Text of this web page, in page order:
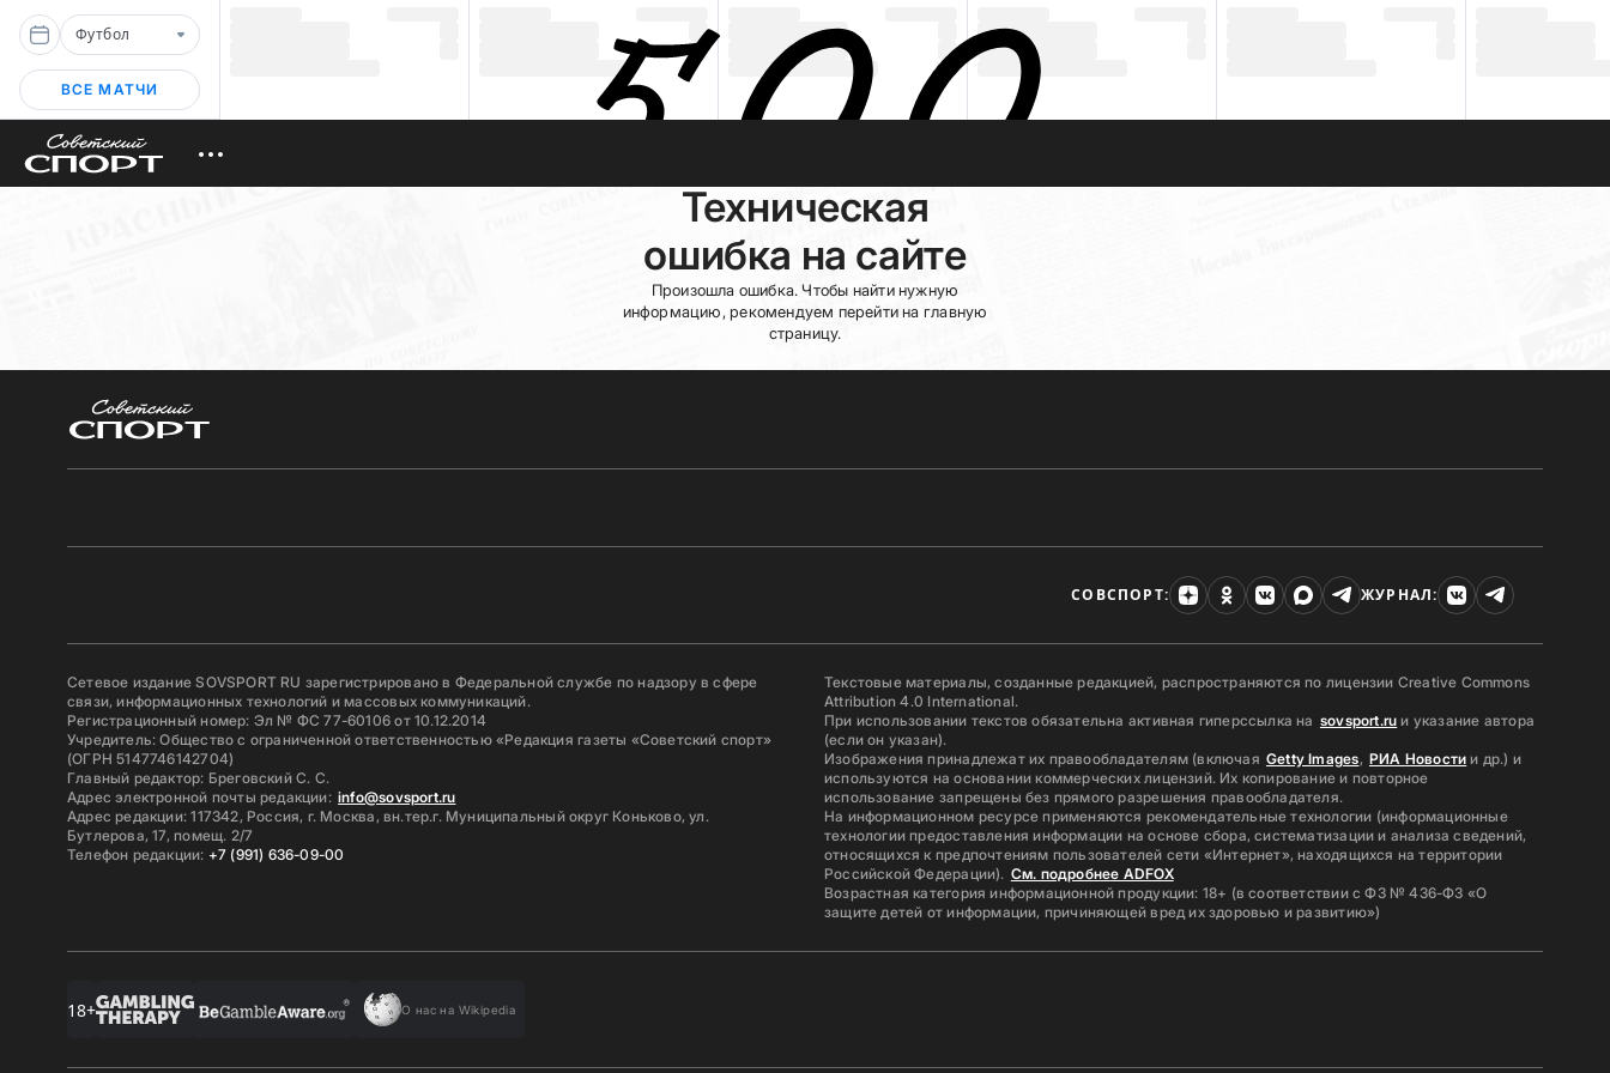
Футбол
ВСЕ МАТЧИ
Техническая
ошибка на сайте
Произошла ошибка. Чтобы найти нужную
информацию, рекомендуем перейти на главную
страницу.
СОВСПОРТ: ЖУРНАЛ:
Сетевое издание SOVSPORT RU зарегистрировано в Федеральной службе по надзору в сфере
связи, информационных технологий и массовых коммуникаций.
Регистрационный номер: Эл № ФС 77-60106 от 10.12.2014
Учредитель: Общество с ограниченной ответственностью «Редакция газеты «Советский спорт»
(ОГРН 5147746142704)
Главный редактор: Бреговский С. С.
Адрес электронной почты редакции: info@sovsport.ru
Адрес редакции: 117342, Россия, г. Москва, вн.тер.г. Муниципальный округ Коньково, ул.
Бутлерова, 17, помещ. 2/7
Телефон редакции: +7 (991) 636-09-00
Текстовые материалы, созданные редакцией, распространяются по лицензии Creative Commons
Attribution 4.0 International.
При использовании текстов обязательна активная гиперссылка на sovsport.ru и указание автора
(если он указан).
Изображения принадлежат их правообладателям (включая Getty Images, РИА Новости и др.) и
используются на основании коммерческих лицензий. Их копирование и повторное
использование запрещены без прямого разрешения правообладателя.
На информационном ресурсе применяются рекомендательные технологии (информационные
технологии предоставления информации на основе сбора, систематизации и анализа сведений,
относящихся к предпочтениям пользователей сети «Интернет», находящихся на территории
Российской Федерации). См. подробнее ADFOX
Возрастная категория информационной продукции: 18+ (в соответствии с ФЗ № 436-ФЗ «О
защите детей от информации, причиняющей вред их здоровью и развитию»)
18+ О нас на Wikipedia